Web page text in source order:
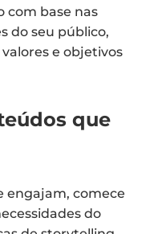
com base nas
do seu público,
e objetivos
que
engajam, comece
do